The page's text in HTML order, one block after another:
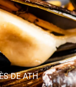
DE ATH